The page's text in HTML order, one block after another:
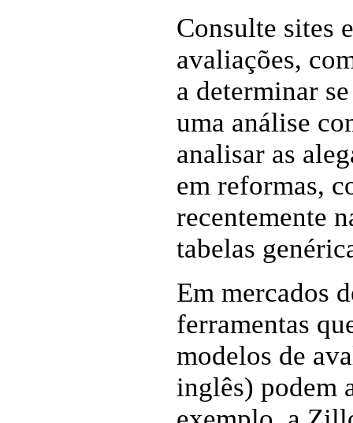
Consulte sites
avaliações,
a determinar
uma análise
analisar as
em reformas,
recentemente
tabelas
Em mercados
ferramentas
modelos de
inglês) podem